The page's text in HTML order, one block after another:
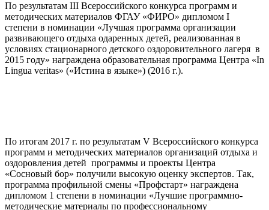
По результатам III Всероссийского конкурса программ и
методических материалов ФГАУ «ФИРО» дипломом I
степени в номинации «Лучшая программа организации
развивающего отдыха одаренных детей, реализованная в
условиях стационарного детского оздоровительного лагеря в
2015 году» награждена образовательная программа Центра «In
Lingua veritas» («Истина в языке») (2016 г.).
По итогам 2017 г. по результатам V Всероссийского конкурса
программ и методических материалов организаций отдыха и
оздоровления детей программы и проекты Центра
«Сосновый бор» получили высокую оценку экспертов. Так,
программа профильной смены «Профстарт» награждена
дипломом 1 степени в номинации «Лучшие программно-
методические материалы по профессиональному